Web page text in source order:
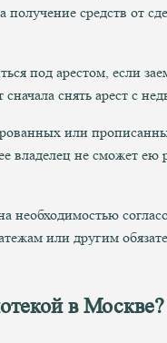
средств от
под арестом, если
снять арест с
или
не сможет ею
или другим
в Москве?